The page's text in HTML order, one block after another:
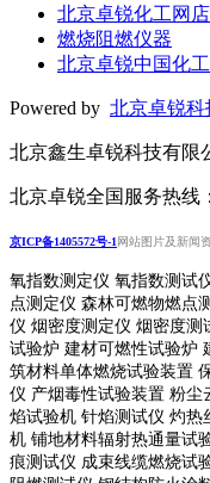
北京卓锐化工网
燃烧阻燃仪器
北京卓锐中国化
Powered by 北京卓锐科
北京鑫生卓锐科技有限
北京卓锐全国服务热线
京ICP备1405572号-1网站图片及新闻
氧指数测定仪 氧指数测试
点测定仪 森林可燃物燃点
仪 烟密度测定仪 烟密度测
试验炉 建材可燃性试验炉
筑材料单体燃烧试验装置
仪 产烟毒性试验装置 粉尘
焰试验机 针焰测试仪 灼热
机 铺地材料辐射热通量试
痕测试仪 成束线缆燃烧试